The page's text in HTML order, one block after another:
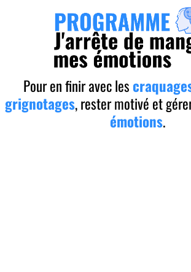
Pour en finir avec les
grignotages, rester motivé et
émotions.